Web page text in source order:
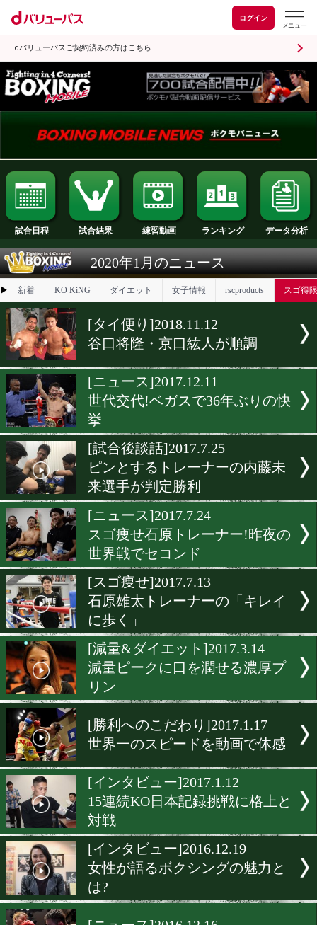
ログイン
dバリューパスご契約済みの方はこちら
試合日程 試合結果 練習動画 ランキング
2020年1月のニュース
▶ 新着 KO KiNG ダイエット 女子情報
[タイ便り]2018.11.12
谷口将隆・京口紘人が順調
[ニュース]2017.12.11
世代交代!ベガスで36年ぶ
挙
[試合後談話]2017.7.25
ピンとするトレーナーの内
来選手が判定勝利
[ニュース]2017.7.24
スゴ痩せ石原トレーナー!
世界戦でセコンド
[スゴ痩せ]2017.7.13
石原雄太トレーナーの「キ
に歩く」
[減量&ダイエット
減量ピークに口を潤せる濃
リン
[勝利へのこだわり
世界一のスピードを動画で